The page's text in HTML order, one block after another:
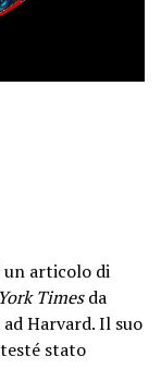
articolo di
Timesda
Harvard. Il suo
stato